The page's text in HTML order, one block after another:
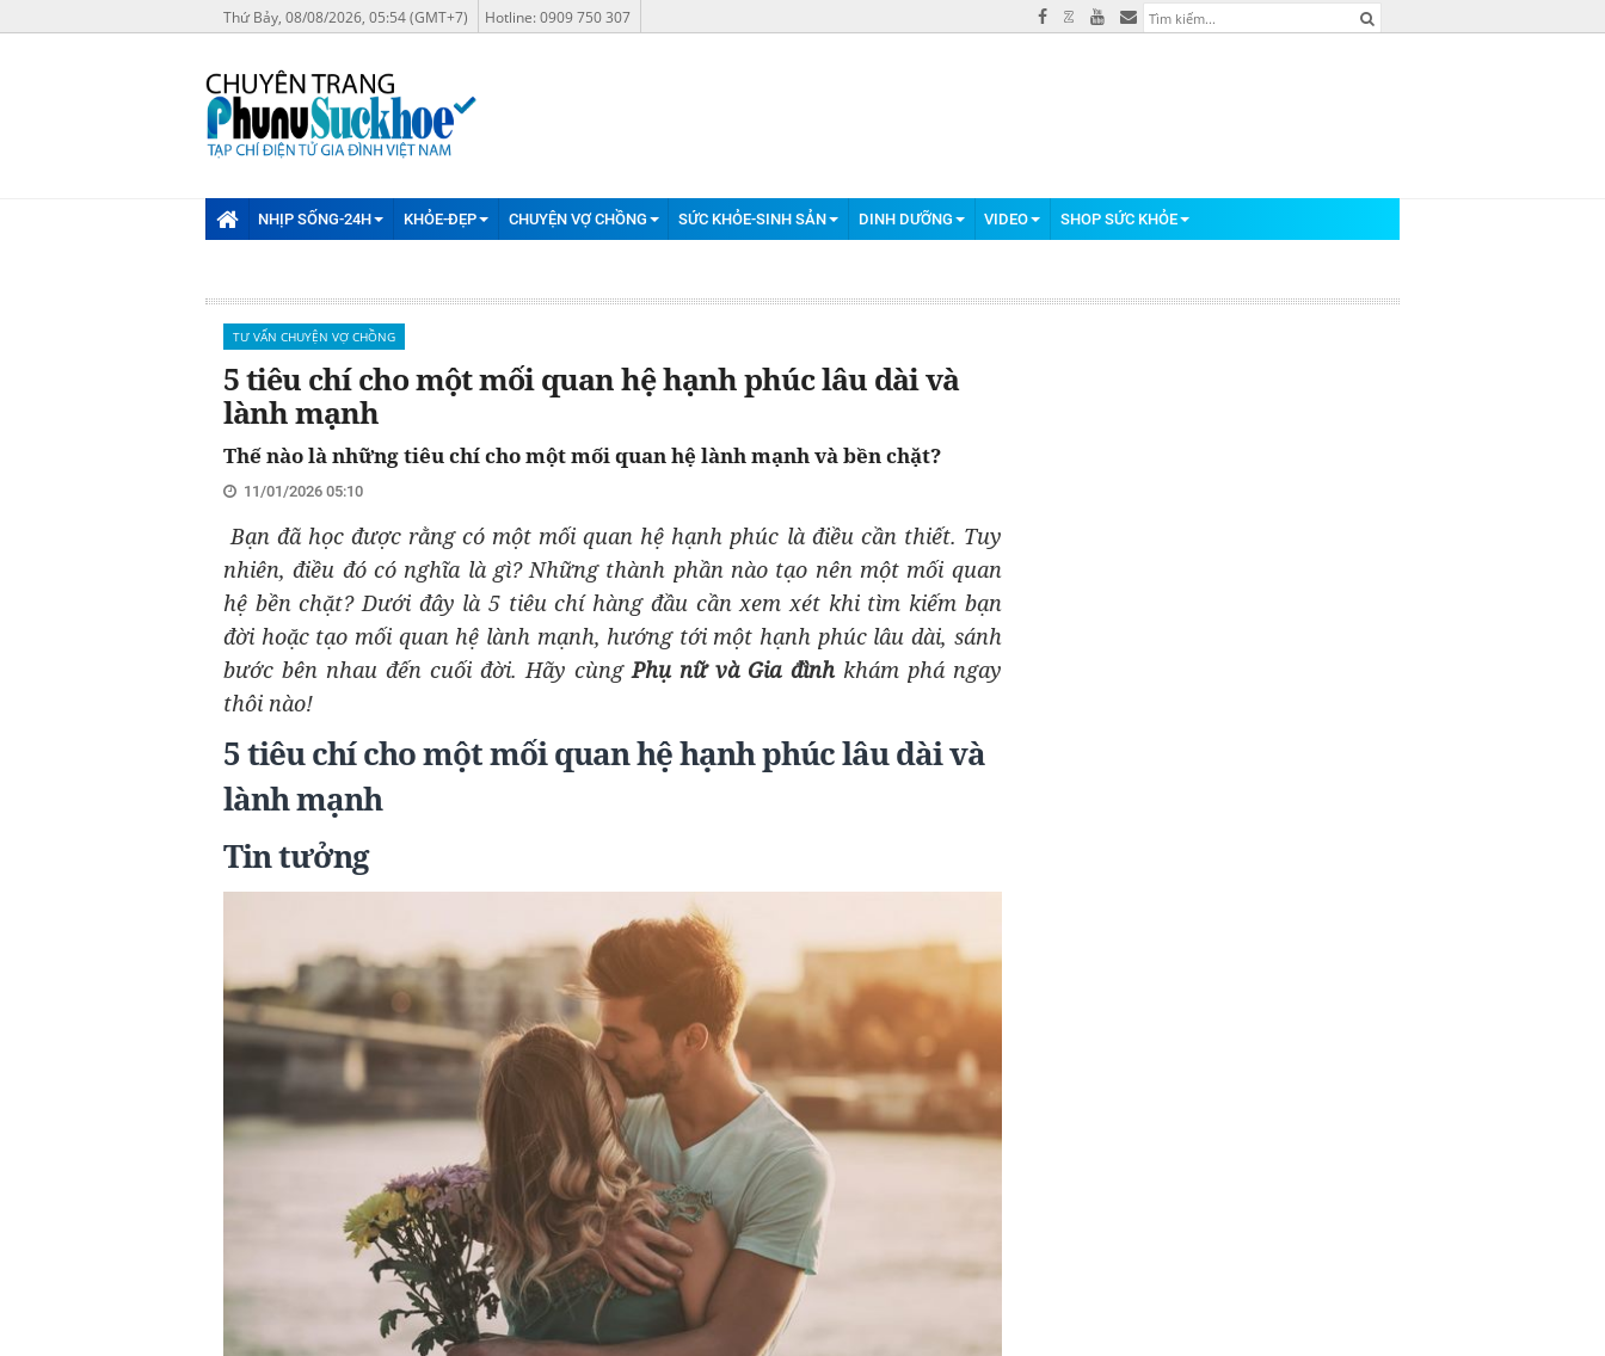
Thứ Bảy, 08/08/2026, 05:54 (GMT+7) Hotline: 0909 750 307
NHỊP SỐNG-24H KHỎE-ĐẸP CHUYỆN VỢ CHỒNG SỨC KHỎE-SINH SẢN DINH DƯỠNG VIDEO SHOP SỨC KHỎE
TƯ VẤN CHUYỆN VỢ CHỒNG
5 tiêu chí cho một mối quan hệ hạnh phúc lâu dài và
lành mạnh
Thế nào là những tiêu chí cho một mối quan hệ lành mạnh và bền chặt?
11/01/2026 05:10
Bạn đã học được rằng có một mối quan hệ hạnh phúc là điều cần thiết. Tuy
nhiên, điều đó có nghĩa là gì? Những thành phần nào tạo nên một mối quan
hệ bền chặt? Dưới đây là 5 tiêu chí hàng đầu cần xem xét khi tìm kiếm bạn
đời hoặc tạo mối quan hệ lành mạnh, hướng tới một hạnh phúc lâu dài, sánh
bước bên nhau đến cuối đời. Hãy cùngPhụ nữ và Gia đìnhkhám phá ngay
thôi nào!
5 tiêu chí cho một mối quan hệ hạnh phúc lâu dài và
lành mạnh
Tin tưởng